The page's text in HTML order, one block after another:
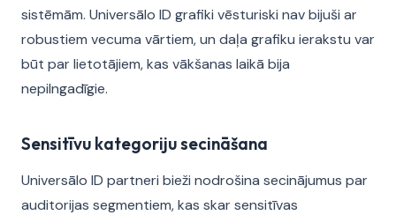
sistēmām. Universālo ID grafiki vēsturiski nav bijuši ar
robustiem vecuma vārtiem, un daļa grafiku ierakstu var
būt par lietotājiem, kas vākšanas laikā bija
nepilngadīgie.
Sensitīvu kategoriju secināšana
Universālo ID partneri bieži nodrošina secinājumus par
auditorijas segmentiem, kas skar sensitīvas